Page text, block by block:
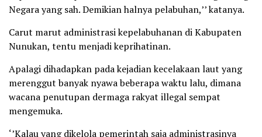
Negara yang sah. Demikian halnya pelabuhan,’’ katanya.
Carut marut administrasi kepelabuhanan di Kabupaten
Nunukan, tentu menjadi keprihatinan.
Apalagi dihadapkan pada kejadian kecelakaan laut yang
merenggut banyak nyawa beberapa waktu lalu, dimana
wacana penutupan dermaga rakyat illegal sempat
mengemuka.
‘’Kalau yang dikelola pemerintah saja administrasinya